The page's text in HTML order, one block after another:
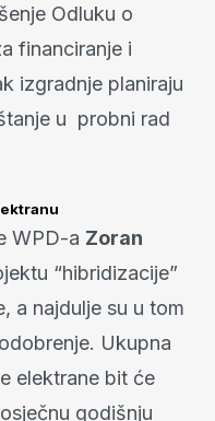
Odluku o
financiranje i
izgradnje planiraju
u probni rad
WPD-a Zoran
“hibridizacije”
a najdulje su u tom
Ukupna
elektrane bit će
godišnju